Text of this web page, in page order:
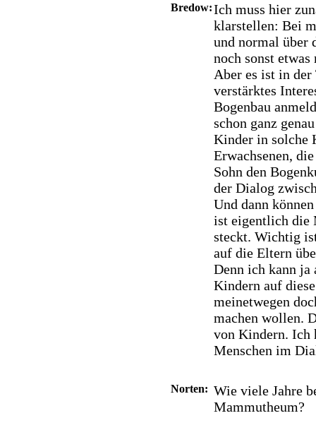
Bredow:Ich muss hier
klarstellen: Bei
und normal über
noch sonst
Aber es ist in der
verstärktes
Bogenbau
schon ganz
Kinder in solche
Erwachsenen,
Sohn den
der Dialog
Und dann
ist eigentlich die
steckt. Wichtig
auf die Eltern
Denn ich kann ja
Kindern auf
meinetwegen
machen wollen.
von Kindern. Ich
Menschen im
Norten: Wie viele Jahre
Mammutheum?